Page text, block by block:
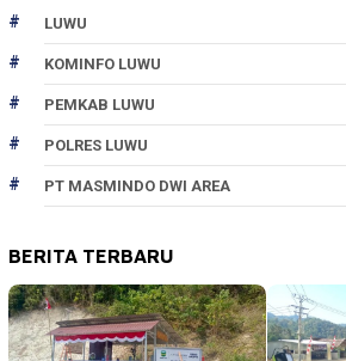
LUWU
KOMINFO LUWU
PEMKAB LUWU
POLRES LUWU
PT MASMINDO DWI AREA
BERITA TERBARU